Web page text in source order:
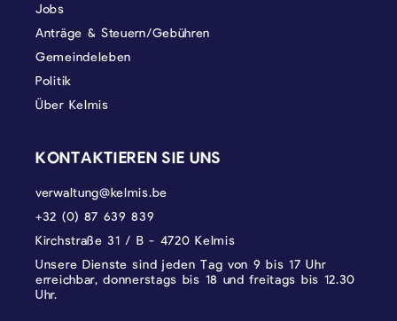
Jobs
Anträge & Steuern/Gebühren
Gemeindeleben
Politik
Über Kelmis
KONTAKTIEREN SIE UNS
verwaltung@kelmis.be
+32 (0) 87 639 839
Kirchstraße 31 / B - 4720 Kelmis
Unsere Dienste sind jeden Tag von 9 bis 17 Uhr
erreichbar, donnerstags bis 18 und freitags bis 12.30
Uhr.